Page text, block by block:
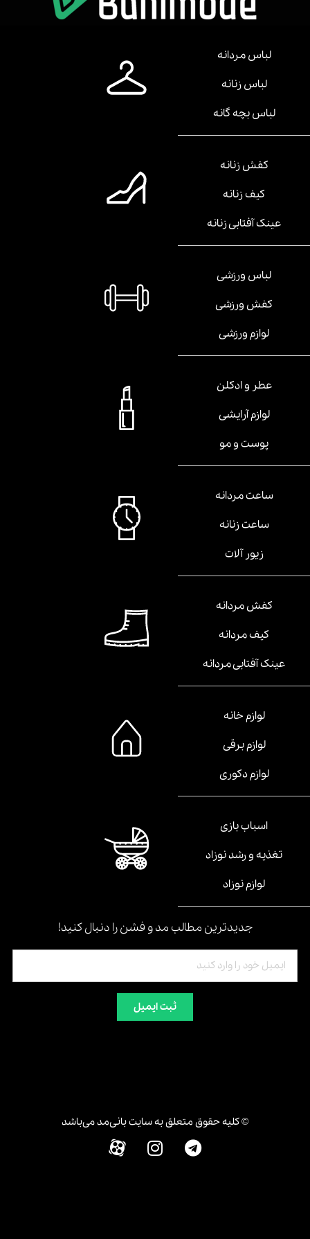
لباس مردانه
لباس زنانه
لباس بچه گانه
کفش زنانه
کیف زنانه
عینک آفتابی زنانه
لباس ورزشی
کفش ورزشی
لوازم ورزشی
عطر و ادکلن
لوازم آرایشی
پوست و مو
ساعت مردانه
ساعت زنانه
زیور آلات
کفش مردانه
کیف مردانه
عینک آفتابی مردانه
لوازم خانه
لوازم برقی
لوازم دکوری
اسباب بازی
تغذیه و رشد نوزاد
لوازم نوزاد
جدیدترین مطالب مد و فشن را دنبال کنید!
ثبت ایمیل
© کلیه حقوق متعلق به سایت بانی‌مد می‌باشد